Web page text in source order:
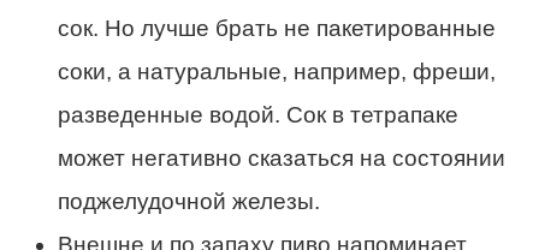
сок. Но лучше брать не пакетированные
соки, а натуральные, например, фреши,
разведенные водой. Сок в тетрапаке
может негативно сказаться на состоянии
поджелудочной железы.
Внешне и по запаху пиво напоминает